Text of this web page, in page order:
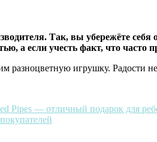
Так, вы убережёте
а если учесть факт, что часто
игрушку. Радости не
Pipes — отличный подарок для